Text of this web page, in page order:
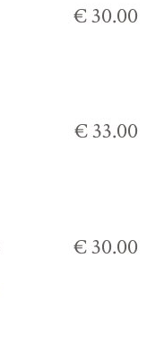
€ 30.00
€ 33.00
€ 30.00